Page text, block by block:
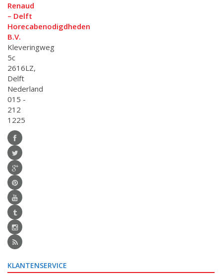
Renaud
– Delft
Horecabenodigdheden
B.V.
Kleveringweg
5c
2616LZ,
Delft
Nederland
015 -
212
1225
KLANTENSERVICE